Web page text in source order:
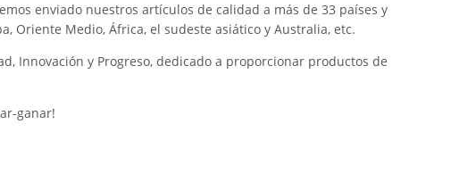
enviado nuestros artículos de calidad a más de 33 países y
Oriente Medio, África, el sudeste asiático y Australia, etc.
Innovación y Progreso, dedicado a proporcionar productos de
ganar!